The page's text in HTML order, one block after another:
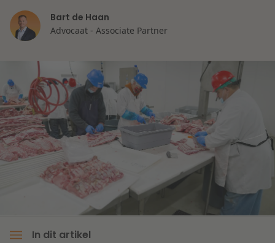
Vastgoed
Aanbesteding & Mededinging
Aansprakelijkheid & Verzekering
Litigation
Lees meer
Dichtbij de wendbare onderneming
Lees meer
Bart de Haan
Advocaat - Associate Partner
In dit artikel